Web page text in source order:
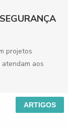
projetos
aos
ARTIGOS